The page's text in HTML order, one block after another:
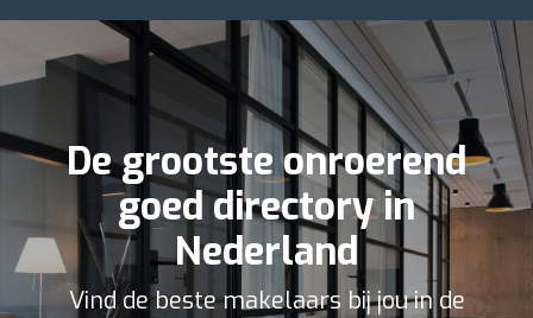
De grootste onroerend
goed directory in
Nederland
Vind de beste makelaars bij jou in de